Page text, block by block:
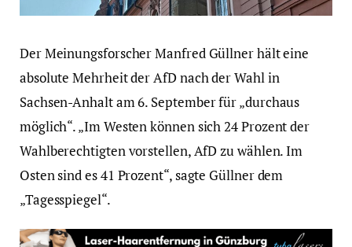
Der Meinungsforscher Manfred Güllner hält eine
absolute Mehrheit der AfD nach der Wahl in
Sachsen-Anhalt am 6. September für „durchaus
möglich“. „Im Westen können sich 24 Prozent der
Wahlberechtigten vorstellen, AfD zu wählen. Im
Osten sind es 41 Prozent“, sagte Güllner dem
„Tagesspiegel“.